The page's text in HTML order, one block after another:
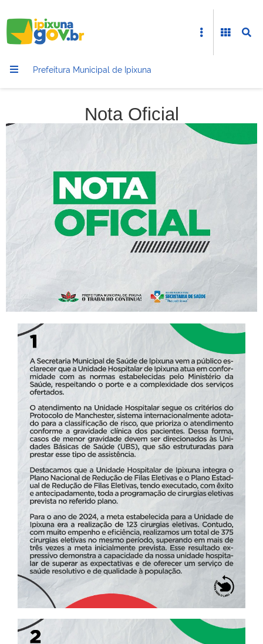
Prefeitura Municipal de Ipixuna
Nota Oficial